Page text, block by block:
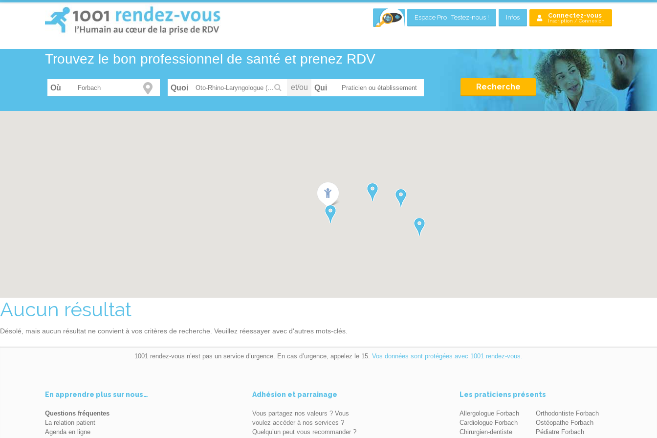
Espace Pro : Testez-nous ! Infos Connectez-vous
Inscription / Connexion
Trouvez le bon professionnel de santé et prenez RDV
Où Oto-Rhino-Laryngologue (ORL) et chirurgien cervico-facial et/ou Qui Recherche
Aucun résultat
Désolé, mais aucun résultat ne convient à vos critères de recherche. Veuillez réessayer avec d'autres mots-clés.
1001 rendez-vous n’est pas un service d’urgence. En cas d’urgence, appelez le 15. Vos données sont protégées avec 1001 rendez-vous.
En apprendre plus sur nous…
Questions fréquentes
La relation patient
Agenda en ligne
Adhésion et parrainage
Vous partagez nos valeurs ? Vous
voulez accéder à nos services ?
Quelqu’un peut vous recommander ?
Les praticiens présents
Allergologue Forbach
Cardiologue Forbach
Chirurgien-dentiste
Orthodontiste Forbach
Ostéopathe Forbach
Pédiatre Forbach